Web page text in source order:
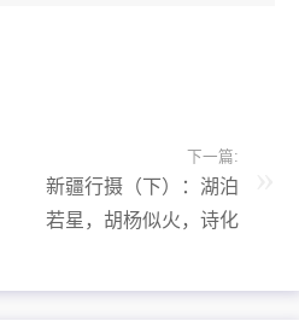
下一篇:
新疆行摄（下）：湖泊
若星，胡杨似火，诗化